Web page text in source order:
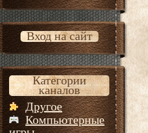
Вход на сайт
Категории
каналов
Другое
Компьютерные